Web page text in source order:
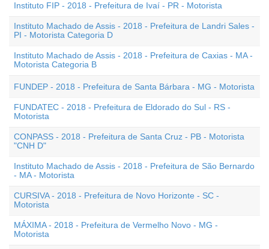
Instituto FIP - 2018 - Prefeitura de Ivaí - PR - Motorista
Instituto Machado de Assis - 2018 - Prefeitura de Landri Sales -
PI - Motorista Categoria D
Instituto Machado de Assis - 2018 - Prefeitura de Caxias - MA -
Motorista Categoria B
FUNDEP - 2018 - Prefeitura de Santa Bárbara - MG - Motorista
FUNDATEC - 2018 - Prefeitura de Eldorado do Sul - RS -
Motorista
CONPASS - 2018 - Prefeitura de Santa Cruz - PB - Motorista
"CNH D"
Instituto Machado de Assis - 2018 - Prefeitura de São Bernardo
- MA - Motorista
CURSIVA - 2018 - Prefeitura de Novo Horizonte - SC -
Motorista
MÁXIMA - 2018 - Prefeitura de Vermelho Novo - MG -
Motorista